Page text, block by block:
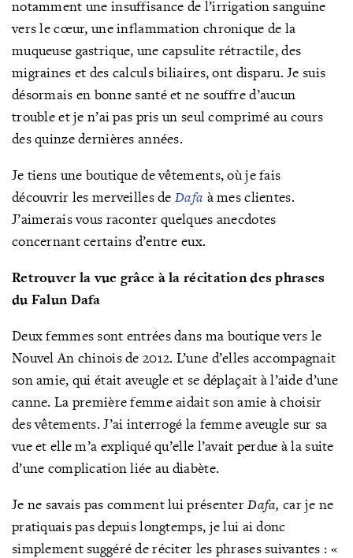
notamment une insuffisance de l’irrigation sanguine
vers le cœur, une inflammation chronique de la
muqueuse gastrique, une capsulite rétractile, des
migraines et des calculs biliaires, ont disparu. Je suis
désormais en bonne santé et ne souffre d’aucun
trouble et je n’ai pas pris un seul comprimé au cours
des quinze dernières années.
Je tiens une boutique de vêtements, où je fais
découvrir les merveilles deDafa à mes clientes.
J’aimerais vous raconter quelques anecdotes
concernant certains d’entre eux.
Retrouver la vue grâce à la récitation des phrases
du Falun Dafa
Deux femmes sont entrées dans ma boutique vers le
Nouvel An chinois de 2012. L’une d’elles accompagnait
son amie, qui était aveugle et se déplaçait à l’aide d’une
canne. La première femme aidait son amie à choisir
des vêtements. J’ai interrogé la femme aveugle sur sa
vue et elle m’a expliqué qu’elle l’avait perdue à la suite
d’une complication liée au diabète.
Je ne savais pas comment lui présenterDafa, car je ne
pratiquais pas depuis longtemps, je lui ai donc
simplement suggéré de réciter les phrases suivantes : «